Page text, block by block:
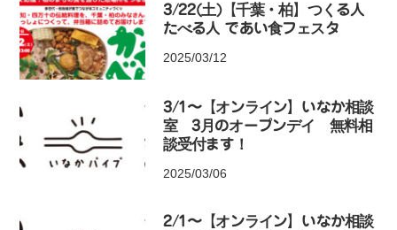
3/22(土)【千葉・柏】つくる人
たべる人 であい食フェスタ
2025/03/12
3/1〜【オンライン】いなか相談
室 3月のオープンデイ 無料相
談受付ます！
2025/03/06
2/1〜【オンライン】いなか相談